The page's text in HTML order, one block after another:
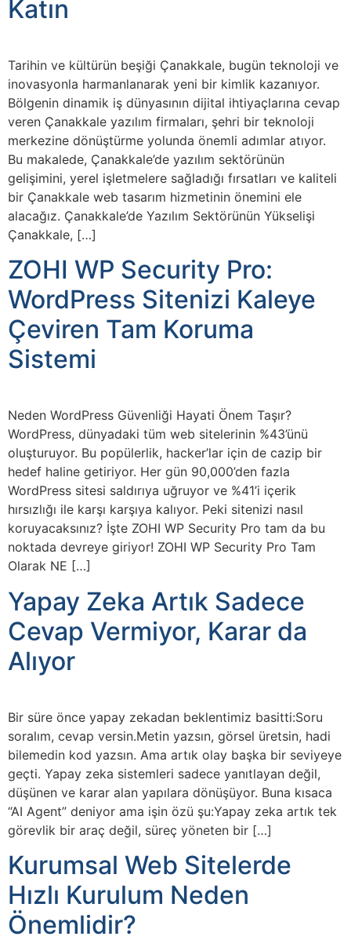
Katın
Tarihin ve kültürün beşiği Çanakkale, bugün teknoloji ve
inovasyonla harmanlanarak yeni bir kimlik kazanıyor.
Bölgenin dinamik iş dünyasının dijital ihtiyaçlarına cevap
veren Çanakkale yazılım firmaları, şehri bir teknoloji
merkezine dönüştürme yolunda önemli adımlar atıyor.
Bu makalede, Çanakkale’de yazılım sektörünün
gelişimini, yerel işletmelere sağladığı fırsatları ve kaliteli
bir Çanakkale web tasarım hizmetinin önemini ele
alacağız. Çanakkale’de Yazılım Sektörünün Yükselişi
Çanakkale, […]
ZOHI WP Security Pro:
WordPress Sitenizi Kaleye
Çeviren Tam Koruma
Sistemi
Neden WordPress Güvenliği Hayati Önem Taşır?
WordPress, dünyadaki tüm web sitelerinin %43’ünü
oluşturuyor. Bu popülerlik, hacker’lar için de cazip bir
hedef haline getiriyor. Her gün 90,000’den fazla
WordPress sitesi saldırıya uğruyor ve %41’i içerik
hırsızlığı ile karşı karşıya kalıyor. Peki sitenizi nasıl
koruyacaksınız? İşte ZOHI WP Security Pro tam da bu
noktada devreye giriyor! ZOHI WP Security Pro Tam
Olarak NE […]
Yapay Zeka Artık Sadece
Cevap Vermiyor, Karar da
Alıyor
Bir süre önce yapay zekadan beklentimiz basitti:Soru
soralım, cevap versin.Metin yazsın, görsel üretsin, hadi
bilemedin kod yazsın. Ama artık olay başka bir seviyeye
geçti. Yapay zeka sistemleri sadece yanıtlayan değil,
düşünen ve karar alan yapılara dönüşüyor. Buna kısaca
“AI Agent” deniyor ama işin özü şu:Yapay zeka artık tek
görevlik bir araç değil, süreç yöneten bir […]
Kurumsal Web Sitelerde
Hızlı Kurulum Neden
Önemlidir?